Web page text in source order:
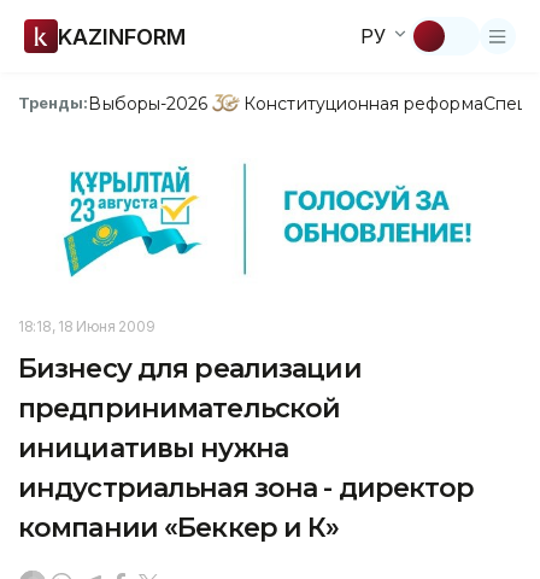
KAZINFORM РУ
Тренды:Выборы-2026 Конституционная реформа
18:18, 18 Июня 2009
Бизнесу для реализации
предпринимательской
инициативы нужна
индустриальная зона - директор
компании «Беккер и К»